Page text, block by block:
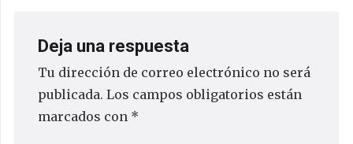
Deja una respuesta
Tu dirección de correo electrónico no será
publicada. Los campos obligatorios están
marcados con *